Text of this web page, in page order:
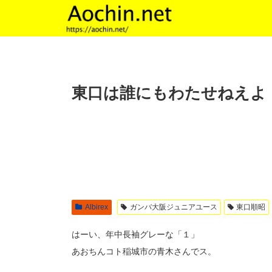
東口は誰にもわたせねえよ
Albirex ガンバ大阪ジュニアユース 東口順昭
はーい、年中長袖グレーな「１」
あおちんコト稲城市の青木さんでス。